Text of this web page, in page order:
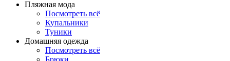
Пляжная мода
Посмотреть всё
Купальники
Туники
Домашняя одежда
Посмотреть всё
Брюки